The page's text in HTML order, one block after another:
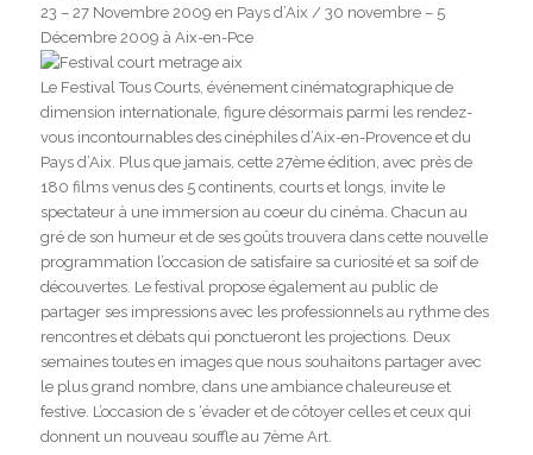
23 – 27 Novembre 2009 en Pays d’Aix / 30 novembre – 5
Décembre 2009 à Aix-en-Pce
Le Festival Tous Courts, événement cinématographique de
dimension internationale, figure désormais parmi les rendez-
vous incontournables des cinéphiles d’Aix-en-Provence et du
Pays d’Aix. Plus que jamais, cette 27ème édition, avec près de
180 films venus des 5 continents, courts et longs, invite le
spectateur à une immersion au coeur du cinéma. Chacun au
gré de son humeur et de ses goûts trouvera dans cette nouvelle
programmation l’occasion de satisfaire sa curiosité et sa soif de
découvertes. Le festival propose également au public de
partager ses impressions avec les professionnels au rythme des
rencontres et débats qui ponctueront les projections. Deux
semaines toutes en images que nous souhaitons partager avec
le plus grand nombre, dans une ambiance chaleureuse et
festive. L’occasion de s ‘évader et de côtoyer celles et ceux qui
donnent un nouveau souffle au 7ème Art.